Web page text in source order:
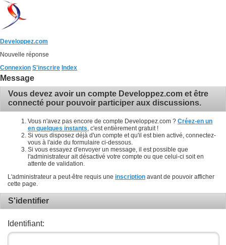
Developpez.com
Nouvelle réponse
Connexion S'inscrire Index
Message
Vous devez avoir un compte Developpez.com et être
connecté pour pouvoir participer aux discussions.
Vous n'avez pas encore de compte Developpez.com ? Créez-en un
en quelques instants , c'est entièrement gratuit !
Si vous disposez déjà d'un compte et qu'il est bien activé, connectez-
vous à l'aide du formulaire ci-dessous.
Si vous essayez d'envoyer un message, il est possible que
l'administrateur ait désactivé votre compte ou que celui-ci soit en
attente de validation.
L'administrateur a peut-être requis une inscription avant de pouvoir afficher
cette page.
S'identifier
Identifiant: